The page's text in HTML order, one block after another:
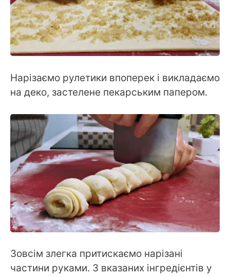
Нарізаємо рулетики впоперек і викладаємо
на деко, застелене пекарським папером.
Зовсім злегка притискаємо нарізані
частини руками. З вказаних інгредієнтів у